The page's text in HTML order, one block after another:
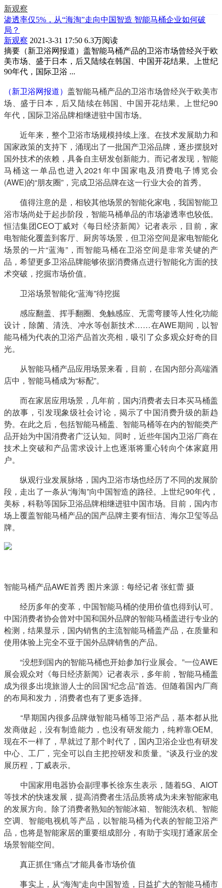
新观察
渗透率仅5%，从“海淘”走向中国智造 智能马桶企业如何破
局？
新观察 2021-3-31 17:50 6.3万阅读
摘要 （新卫浴网报道）盖智能马桶产品的卫浴市场曾经兴于欧
美市场、盛于日本，后又陆续在韩国、中国开花结果。上世纪
90年代，国际卫浴 ...
（新卫浴网报道） 盖智能马桶产品的卫浴市场曾经兴于欧美市
场、盛于日本，后又陆续在韩国、中国开花结果。上世纪90
年代，国际卫浴品牌相继进驻中国市场。
近年来，整个卫浴市场规模持续上涨。在技术发展助力和
国家政策的支持下，涌现出了一批国产卫浴品牌，逐步摆脱对
国外技术的依赖，具备自主研发创新能力。而记者发现，智能
马桶这一单品也进入2021年中国家电及消费电子博览会
(AWE)的“朋友圈”，完成卫浴品牌在这一行业大会的首秀。
值得注意的是，相较其他场景的智能化家电，我国智能卫
浴市场尚处于起步阶段，智能马桶单品的市场渗透率也较低。
恒洁集团CEO丁威对《每日经济新闻》记者表示，目前，家
电智能化覆盖到客厅、厨房等场景，但卫浴空间是家电智能化
场景的一片“蓝海”，而智能马桶在卫浴空间是非常关键的产
品，希望更多卫浴品牌能够依据消费痛点进行智能化方面的技
术突破，挖掘市场价值。
卫浴场景智能化“蓝海”待挖掘
感应翻盖、挥手翻圈、免触感应、无需弯腰等人性化功能
设计，除菌、清洗、冲水等创新技术……在AWE期间，以智
能马桶为代表的卫浴产品首次亮相，吸引了众多观众好奇的目
光。
从智能马桶产品应用场景来看，目前，在国内部分高端酒
店中，智能马桶成为“标配”。
而在家居应用场景，几年前，国内消费者去日本买马桶盖
的故事，引发现象级社会讨论，揭示了中国消费升级的新趋
势。在此之后，包括智能马桶盖、智能马桶等在内的智能类产
品开始为中国消费者广泛认知。同时，近些年国内卫浴厂商在
技术上突破和产品需求设计上也逐渐将重心转向个体家庭用
户。
纵观行业发展脉络，国内卫浴市场也经历了不同的发展阶
段，走出了一条从“海淘”向中国智造的路径。上世纪90年代，
美标，科勒等国际卫浴品牌相继进驻中国市场。目前，国内市
场上覆盖智能马桶产品的国产品牌主要有恒洁、海尔卫玺等品
牌。
智能马桶产品AWE首秀 图片来源：每经记者 张虹蕾 摄
经历多年的变革，中国智能马桶的使用价值也得到认可。
中国消费者协会曾对中国和国外品牌的智能马桶盖进行专业的
检测，结果显示，国内销售的主流智能马桶盖产品，在质量和
使用体验上完全不亚于国外品牌销售的产品。
“没想到国内的智能马桶也开始参加行业展会。”一位AWE
展会观众对《每日经济新闻》记者表示，多年前，智能马桶盖
成为很多出境旅游人士的回国“纪念品”首选。但随着国内厂商
的布局和发力，消费者也有了更多选择。
“早期国内很多品牌做智能马桶等卫浴产品，基本都从批
发商做起，没有制造能力，也没有研发能力，纯粹靠OEM。
现在不一样了，早就过了那个时代了，国内卫浴企业也有研发
中心、工厂，完全可以自主把控研发和质量。”谈及行业的发
展历程，丁威表示。
中国家用电器协会副理事长徐东生表示，随着5G、AIOT
等技术的快速发展，提高消费者生活品质将成为未来智能家电
的发展方向。除了消费者熟知的智能冰箱、智能洗衣机、智能
空调、智能电视机等产品，以智能马桶为代表的智能卫浴产
品，也将是智能家居的重要组成部分，有助于实现打通家居全
场景智能空间。
真正抓住“痛点”才能具备市场价值
事实上，从“海淘”走向中国智造，日益扩大的智能马桶市